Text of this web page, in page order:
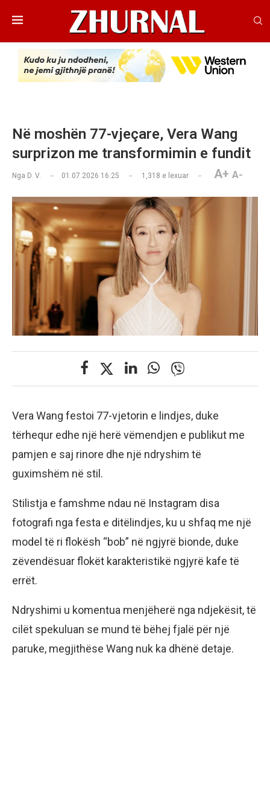
Në moshën 77-vjeçare, Vera Wang
surprizon me transformimin e fundit
Nga D. V. 01.07.2026 16:25 1,318 e lexuar A+ A-
Vera Wang festoi 77-vjetorin e lindjes, duke
tërhequr edhe një herë vëmendjen e publikut me
pamjen e saj rinore dhe një ndryshim të
guximshëm në stil.
Stilistja e famshme ndau në Instagram disa
fotografi nga festa e ditëlindjes, ku u shfaq me një
model të ri flokësh “bob” në ngjyrë bionde, duke
zëvendësuar flokët karakteristikë ngjyrë kafe të
errët.
Ndryshimi u komentua menjëherë nga ndjekësit, të
cilët spekuluan se mund të bëhej fjalë për një
paruke, megjithëse Wang nuk ka dhënë detaje.